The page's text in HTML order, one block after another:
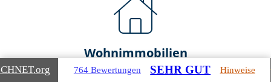
Wohnimmobilien
.org 764 Bewertungen SEHR GUT Hinweise